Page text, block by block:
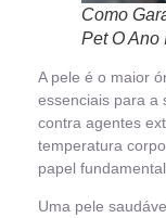
Como
Pet O Ano
A pele é o maior
essenciais para a
contra agentes
temperatura
papel
Uma pele